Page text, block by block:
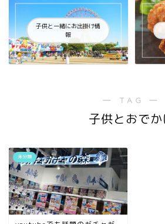
子供と一緒にお出掛け情
報
― TAG ―
子供とおでか
未分類